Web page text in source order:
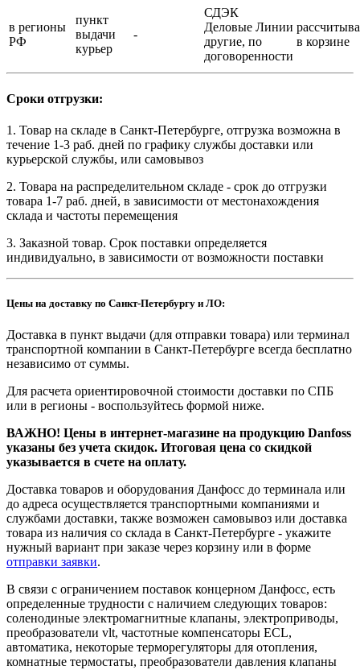
в регионы
РФ
пункт
выдачи
курьер
-
СДЭК
Деловые Линии
другие, по
договоренности
в корзине
Сроки отгрузки:
1. Товар на складе в Санкт-Петербурге, отгрузка возможна в
течение 1-3 раб. дней по графику службы доставки или
курьерской службы, или самовывоз
2. Товара на распределительном складе - срок до отгрузки
товара 1-7 раб. дней, в зависимости от местонахождения
склада и частоты перемещения
3. Заказной товар. Срок поставки определяется
индивидуально, в зависимости от возможности поставки
Цены на доставку по Санкт-Петербургу и ЛО:
Доставка в пункт выдачи (для отправки товара) или терминал
транспортной компании в Санкт-Петербурге всегда бесплатно
независимо от суммы.
Для расчета ориентировочной стоимости доставки по СПБ
или в регионы - воспользуйтесь формой ниже.
ВАЖНО! Цены в интернет-магазине на продукцию Danfoss
указаны без учета скидок. Итоговая цена со скидкой
указывается в счете на оплату.
Доставка товаров и оборудования Данфосс до терминала или
до адреса осуществляется транспортными компаниями и
службами доставки, также возможен самовывоз или доставка
товара из наличия со склада в Санкт-Петербурге - укажите
нужный вариант при заказе через корзину или в форме
отправки заявки.
В связи с ограничением поставок концерном Данфосс, есть
определенные трудности с наличием следующих товаров:
соленодиные электромагнитные клапаны, электроприводы,
преобразователи vlt, частотные компенсаторы ECL,
автоматика, некоторые терморегуляторы для отопления,
комнатные термостаты, преобразователи давления клапаны